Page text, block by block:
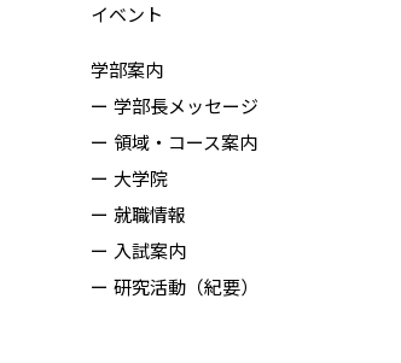
イベント
学部案内
学部長メッセージ
領域・コース案内
大学院
就職情報
入試案内
研究活動（紀要）